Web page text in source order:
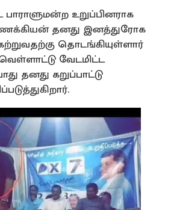
பாராளுமன்ற உறுப்பினராக
தனது இனத்துரோக
தொடங்கியுள்ளார்
வேடமிட்ட
தனது கறுப்பாட்டு